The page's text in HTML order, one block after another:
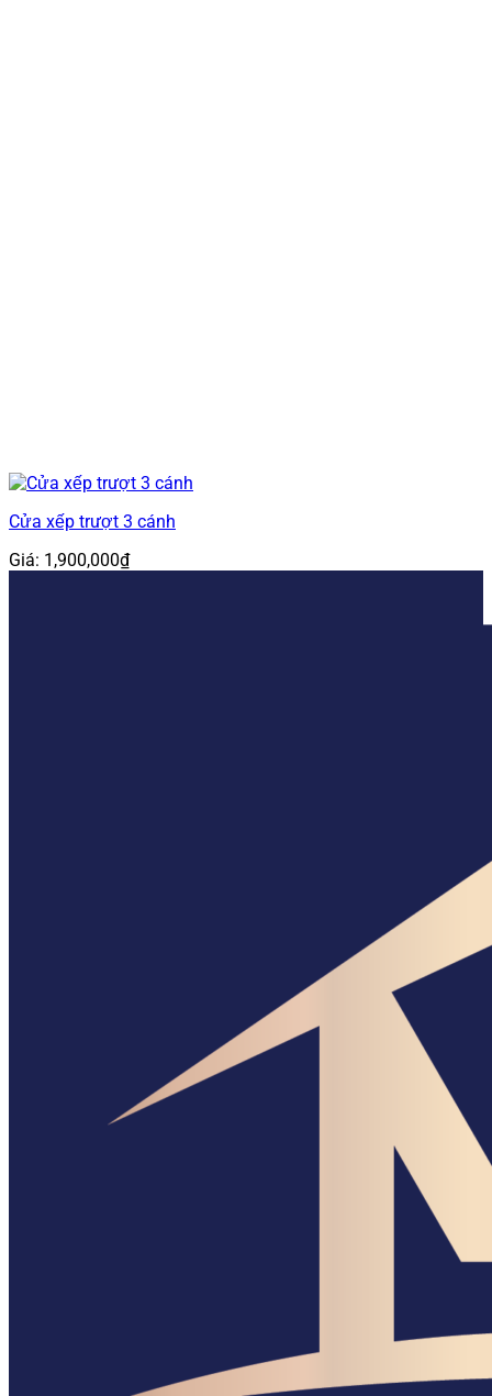
Cửa xếp trượt 3 cánh
Giá: 1,900,000₫